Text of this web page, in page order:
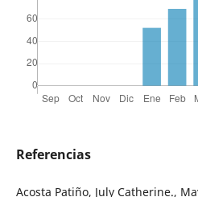
Referencias
Acosta Patiño, July Catherine.,